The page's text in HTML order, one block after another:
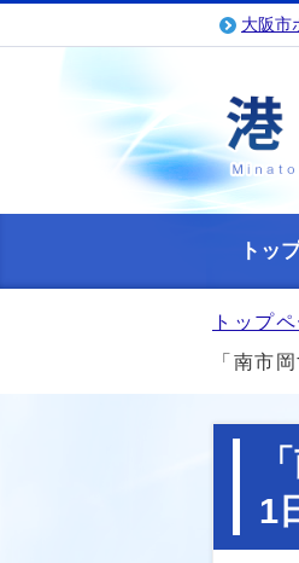
大阪市
トッ
トップ
「南市
1